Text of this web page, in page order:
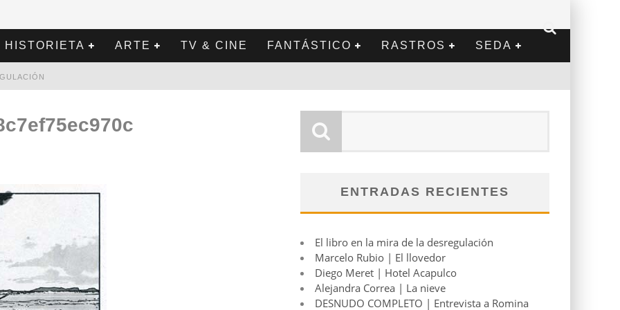
HISTORIETA ARTE TV & CINE FANTÁSTICO RASTROS SEDA
ENTRADAS RECIENTES
El libro en la mira de la desregulación
Marcelo Rubio | El llovedor
Diego Meret | Hotel Acapulco
Alejandra Correa | La nieve
DESNUDO COMPLETO | Entrevista a Romina